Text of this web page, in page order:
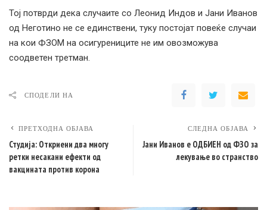
Тој потврди дека случаите со Леонид Индов и Јани Иванов
од Неготино не се единствени, туку постојат повеќе случаи
на кои ФЗОМ на осигурениците не им овозможува
соодветен третман.
СПОДЕЛИ НА
ПРЕТХОДНА ОБЈАВА
Студија: Откриени два многу
ретки несакани ефекти од
вакцината против корона
СЛЕДНА ОБЈАВА
Јани Иванов е ОДБИЕН од ФЗО за
лекување во странство